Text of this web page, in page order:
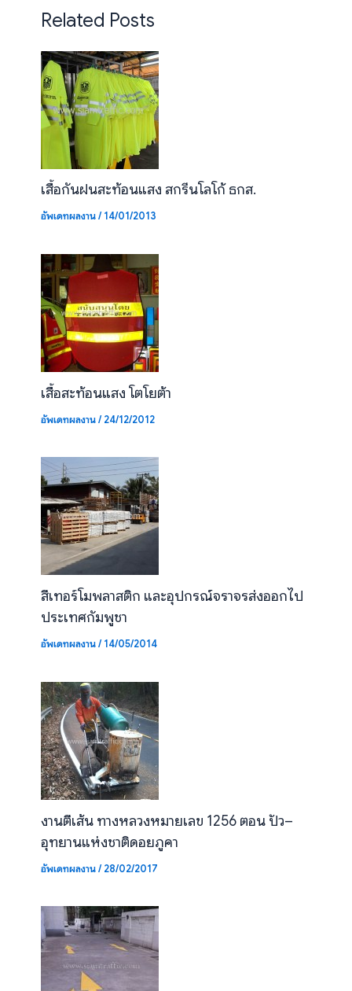
Related Posts
เสื้อกันฝนสะท้อนแสง สกรีนโลโก้ ธกส.
อัพเดทผลงาน/14/01/2013
เสื้อสะท้อนแสง โตโยต้า
อัพเดทผลงาน/24/12/2012
สีเทอร์โมพลาสติก และอุปกรณ์จราจรส่งออกไป
ประเทศกัมพูชา
อัพเดทผลงาน/14/05/2014
งานตีเส้น ทางหลวงหมายเลข 1256 ตอน ปัว–
อุทยานแห่งชาติดอยภูคา
อัพเดทผลงาน/28/02/2017